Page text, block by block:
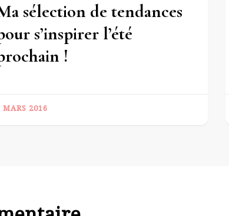
sélection de tendances
s’inspirer l’été
!
MARS 2016